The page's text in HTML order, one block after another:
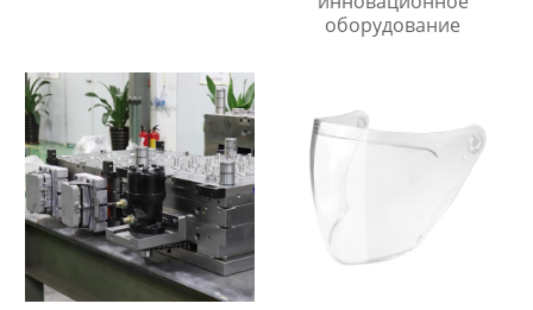
оборудование